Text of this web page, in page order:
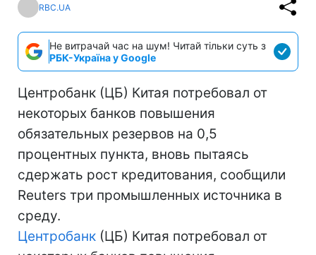
RBC.UA
Не витрачай час на шум! Читай тільки суть з
РБК-Україна у Google
Центробанк (ЦБ) Китая потребовал от
некоторых банков повышения
обязательных резервов на 0,5
процентных пункта, вновь пытаясь
сдержать рост кредитования, сообщили
Reuters три промышленных источника в
среду.
Центробанк (ЦБ) Китая потребовал от